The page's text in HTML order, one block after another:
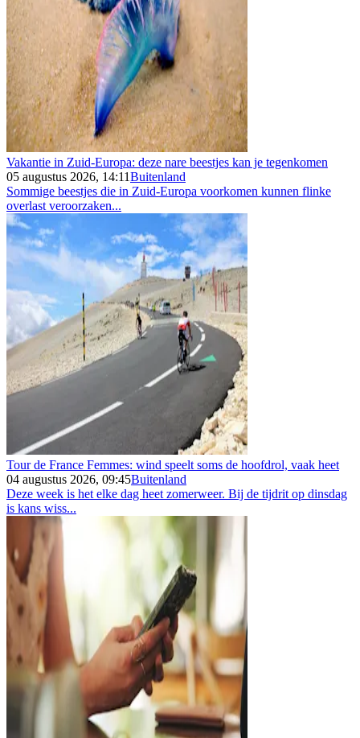
Vakantie in Zuid-Europa: deze nare beestjes kan je tegenkomen
05 augustus 2026, 14:11Buitenland
Sommige beestjes die in Zuid-Europa voorkomen kunnen flinke
overlast veroorzaken...
Tour de France Femmes: wind speelt soms de hoofdrol, vaak heet
04 augustus 2026, 09:45Buitenland
Deze week is het elke dag heet zomerweer. Bij de tijdrit op dinsdag
is kans wiss...